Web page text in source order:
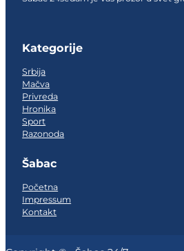
Kategorije
Srbija
Mačva
Privreda
Hronika
Sport
Razonoda
Šabac
Početna
Impressum
Kontakt